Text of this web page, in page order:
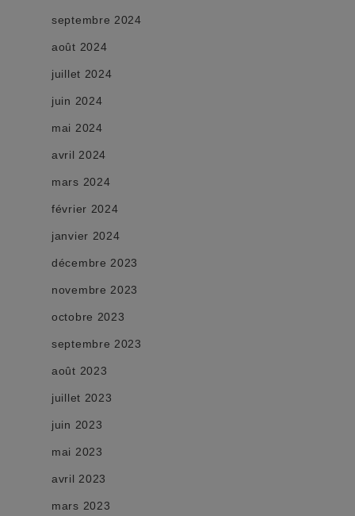
septembre 2024
août 2024
juillet 2024
juin 2024
mai 2024
avril 2024
mars 2024
février 2024
janvier 2024
décembre 2023
novembre 2023
octobre 2023
septembre 2023
août 2023
juillet 2023
juin 2023
mai 2023
avril 2023
mars 2023